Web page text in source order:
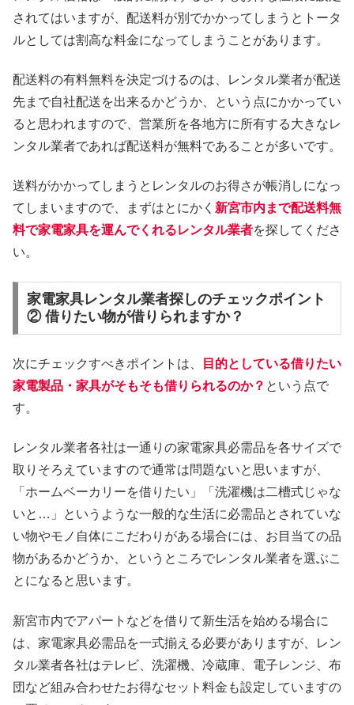
されてはいますが、配送料が別でかかってしまうとトータ
ルとしては割高な料金になってしまうことがあります。
配送料の有料無料を決定づけるのは、レンタル業者が配送
先まで自社配送を出来るかどうか、という点にかかってい
ると思われますので、営業所を各地方に所有する大きなレ
ンタル業者であれば配送料が無料であることが多いです。
送料がかかってしまうとレンタルのお得さが帳消しになっ
てしまいますので、まずはとにかく 新宮市内まで配送料無
料で家電家具を運んでくれるレンタル業者を探してくださ
い。
家電家具レンタル業者探しのチェックポイント
② 借りたい物が借りられますか？
次にチェックすべきポイントは、
目的としている借りたい
家電製品・家具がそもそも借りられるのか？ という点で
す。
レンタル業者各社は一通りの家電家具必需品を各サイズで
取りそろえていますので通常は問題ないと思いますが、
「ホームベーカリーを借りたい」「洗濯機は二槽式じゃな
いと…」というような一般的な生活に必需品とされていな
い物やモノ自体にこだわりがある場合には、お目当ての品
物があるかどうか、というところでレンタル業者を選ぶこ
とになると思います。
新宮市内でアパートなどを借りて新生活を始める場合に
は、家電家具必需品を一式揃える必要がありますが、レン
タル業者各社はテレビ、洗濯機、冷蔵庫、電子レンジ、布
団など組み合わせたお得なセット料金も設定していますの